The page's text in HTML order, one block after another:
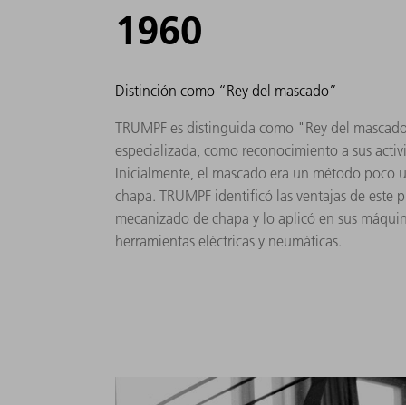
1960
Distinción como “Rey del mascado”
TRUMPF es distinguida como "Rey del
especializada, como reconocimiento a sus
Inicialmente, el mascado era un método poco
chapa. TRUMPF identificó las ventajas de este
mecanizado de chapa y lo aplicó en sus
herramientas eléctricas y neumáticas.